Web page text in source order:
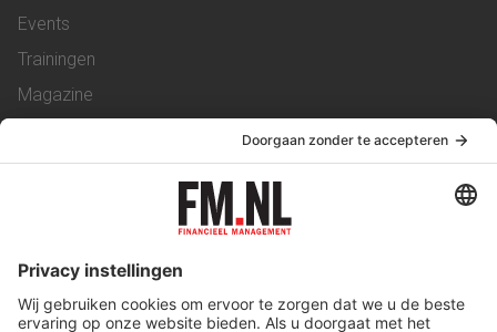
Events
Trainingen
Magazine
Service & Contact
Werken bij ons
Privacy Statement